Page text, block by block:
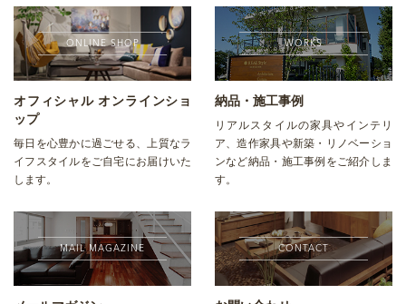
ONLINE SHOP
オフィシャル オンラインショ
ップ
毎日を心豊かに過ごせる、上質なラ
イフスタイルをご自宅にお届けいた
します。
WORKS
納品・施工事例
リアルスタイルの家具やインテリ
ア、造作家具や新築・リノベーショ
ンなど納品・施工事例をご紹介しま
す。
MAIL MAGAZINE CONTACT